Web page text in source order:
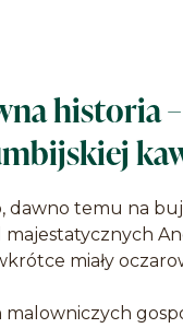
historia
dawno temu na
majestatycznych
miały